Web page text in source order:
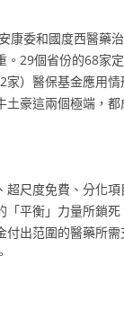
委和國度西醫藥
。29個省份的68家
家）醫保基金應用
豪這兩個極端，
尺度免費、分化項
平衡」力量所鎖
付出范圍的醫藥所